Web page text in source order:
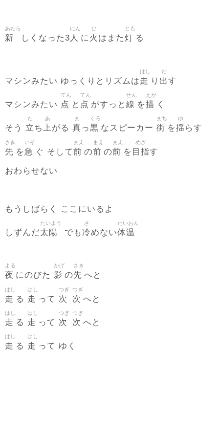
新
あたら
しくなった3 人
にん
に火
ひ
はまた灯
とも
る
マシンみたい ゆっくりとリズムは走
はし
り 出
だ
す
マシンみたい 点
てん
と 点
てん
がすっと 線
せん
を描
えが
く
そう 立
た
ち上
あ
がる 真
ま
っ黒
くろ
なスピーカー 街
まち
を揺
ゆ
らす
先
さき
を急
いそ
ぐ そして前
まえ
の前
まえ
の前
まえ
を 目指
めざ
す
おわらせない
もうしばらく ここにいるよ
しずんだ太陽
たいよう
でも冷
さ
めない体温
たいおん
夜
よる
にのびた 影
かげ
の先
さき
へと
走
はし
る 走
はし
って 次
つぎ
次
つぎ
へと
走
はし
る 走
はし
って 次
つぎ
次
つぎ
へと
走
はし
る 走
はし
って ゆく